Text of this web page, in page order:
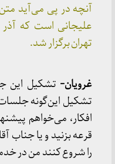
آنچه در پی می‌آید
تهران برگزار شد.
غرویان- تشکیل این
تشکیل این‌گونه
افکار، می‌خواهم
قرعه بزنید و یا جناب
را شروع کنند من در